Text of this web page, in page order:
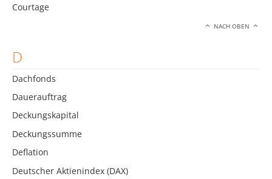
Courtage
NACH OBEN
D
Dachfonds
Dauerauftrag
Deckungskapital
Deckungssumme
Deflation
Deutscher Aktienindex (DAX)